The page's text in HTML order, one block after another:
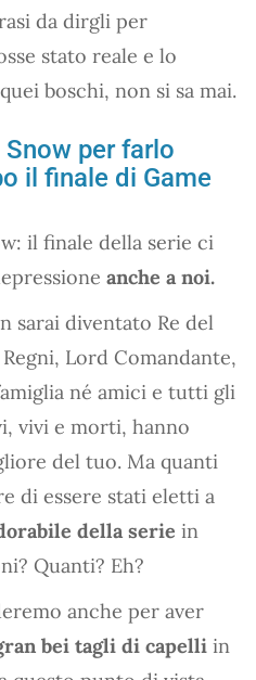
da dirgli per
stato reale e lo
boschi, non si sa mai.
per farlo
il finale di Game
il finale della serie ci
anche a noi.
sarai diventato Re del
Lord Comandante,
né amici e tutti gli
vivi e morti, hanno
del tuo. Ma quanti
di essere stati eletti a
della serie in
Quanti? Eh?
anche per aver
bei tagli di capelli in